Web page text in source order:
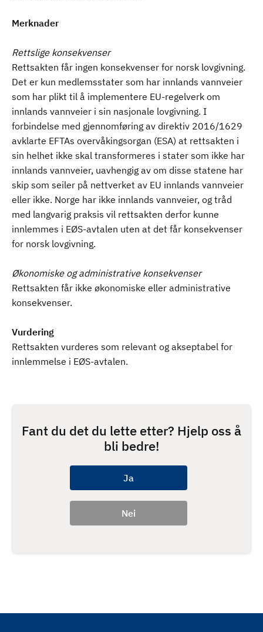
Merknader
Rettslige konsekvenser
Rettsakten får ingen konsekvenser for norsk lovgivning.
Det er kun medlemsstater som har innlands vannveier
som har plikt til å implementere EU-regelverk om
innlands vannveier i sin nasjonale lovgivning. I
forbindelse med gjennomføring av direktiv 2016/1629
avklarte EFTAs overvåkingsorgan (ESA) at rettsakten i
sin helhet ikke skal transformeres i stater som ikke har
innlands vannveier, uavhengig av om disse statene har
skip som seiler på nettverket av EU innlands vannveier
eller ikke. Norge har ikke innlands vannveier, og tråd
med langvarig praksis vil rettsakten derfor kunne
innlemmes i EØS-avtalen uten at det får konsekvenser
for norsk lovgivning.
Økonomiske og administrative konsekvenser
Rettsakten får ikke økonomiske eller administrative
konsekvenser.
Vurdering
Rettsakten vurderes som relevant og akseptabel for
innlemmelse i EØS-avtalen.
Fant du det du lette etter? Hjelp oss å
bli bedre!